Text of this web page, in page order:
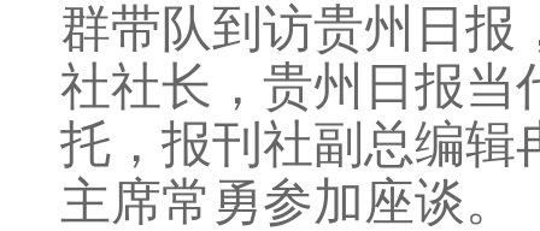
群带队到访贵州日报
社社长，贵州日报当
托，报刊社副总编辑
主席常勇参加座谈。